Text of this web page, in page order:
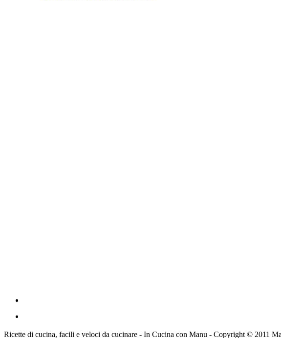
Ricette di cucina, facili e veloci da cucinare - In Cucina con Manu - Copyright © 2011